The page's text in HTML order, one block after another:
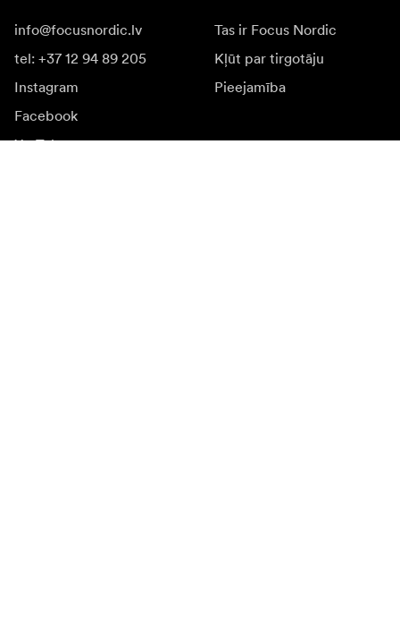
info@focusnordic.lv
tel: +37 12 94 89 205
Instagram
Facebook
YouTube
Tas ir Focus Nordic
Kļūt par tirgotāju
Pieejamība